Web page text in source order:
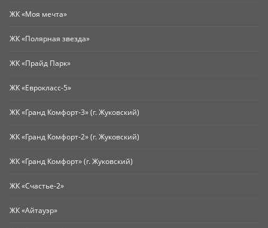
ЖК «Моя мечта»
ЖК «Полярная звезда»
ЖК «Прайд Парк»
ЖК «Еврокласс-5»
ЖК «Гранд Комфорт-3» (г. Жуковский)
ЖК «Гранд Комфорт-2» (г. Жуковский)
ЖК «Гранд Комфорт» (г. Жуковский)
ЖК «Счастье-2»
ЖК «Айтауэр»